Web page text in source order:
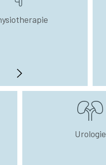
Urologie